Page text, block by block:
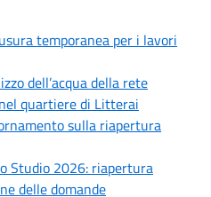
temporanea per i lavori
dell’acqua della rete
quartiere di Litterai
sulla riapertura
Studio 2026: riapertura
delle domande